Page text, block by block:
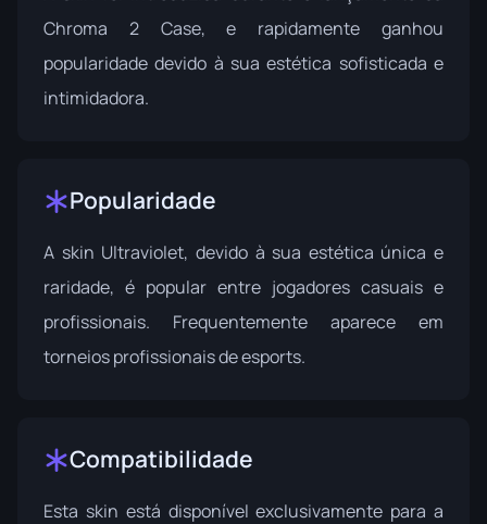
Chroma 2 Case, e rapidamente ganhou
popularidade devido à sua estética sofisticada e
intimidadora.
Popularidade
A skin Ultraviolet, devido à sua estética única e
raridade, é popular entre jogadores casuais e
profissionais. Frequentemente aparece em
torneios profissionais de esports.
Compatibilidade
Esta skin está disponível exclusivamente para a